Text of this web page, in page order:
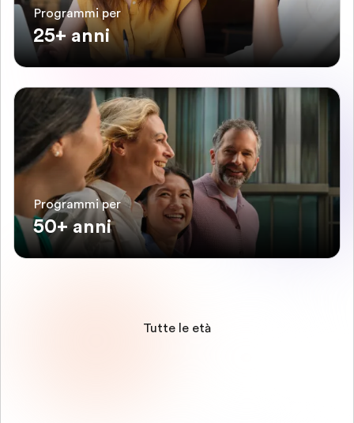
Programmi per
25+ anni
Programmi per
50+ anni
Tutte le età